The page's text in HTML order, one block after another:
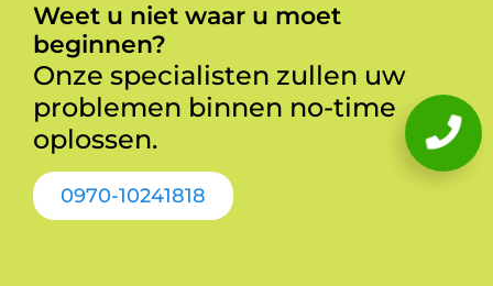
Weet u niet waar u moet
beginnen?
Onze specialisten zullen uw
problemen binnen no-time
oplossen.
0970-10241818